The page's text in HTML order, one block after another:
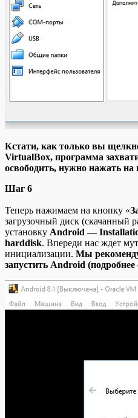
Кстати, как только вы
VirtualBox, программа
освободить, нужно нажать
Шаг 6
Теперь нажимаем на кнопку «
загрузочный диск (скачанный
установку Android —
harddisk. Впереди нас ждет
инициализации. Мы
запустить Android